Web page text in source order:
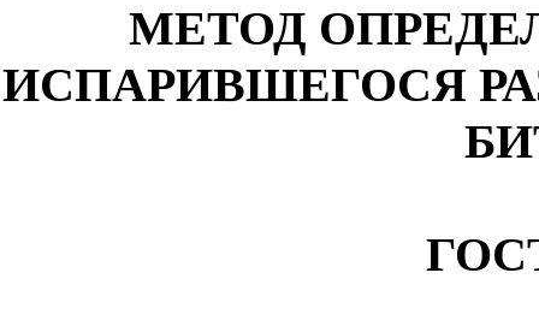
МЕТОД
ИСПАРИВШЕГОСЯ